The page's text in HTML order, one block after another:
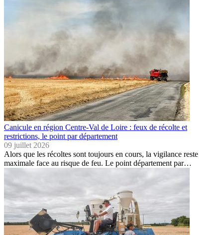
Canicule en région Centre-Val de Loire : feux de récolte et
restrictions, le point par département
09 juillet 2026
Alors que les récoltes sont toujours en cours, la vigilance reste
maximale face au risque de feu. Le point département par…